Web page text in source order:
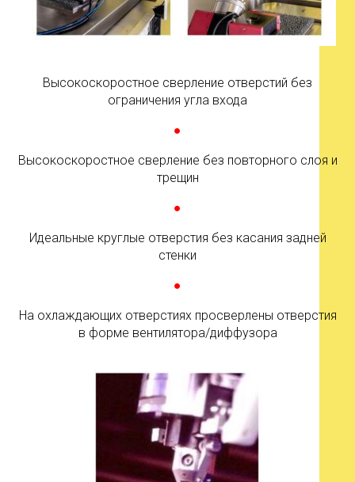
Высокоскоростное сверление отверстий без
ограничения угла входа
●
Высокоскоростное сверление без повторного слоя и
трещин
●
Идеальные круглые отверстия без касания задней
стенки
●
На охлаждающих отверстиях просверлены отверстия
в форме вентилятора/диффузора